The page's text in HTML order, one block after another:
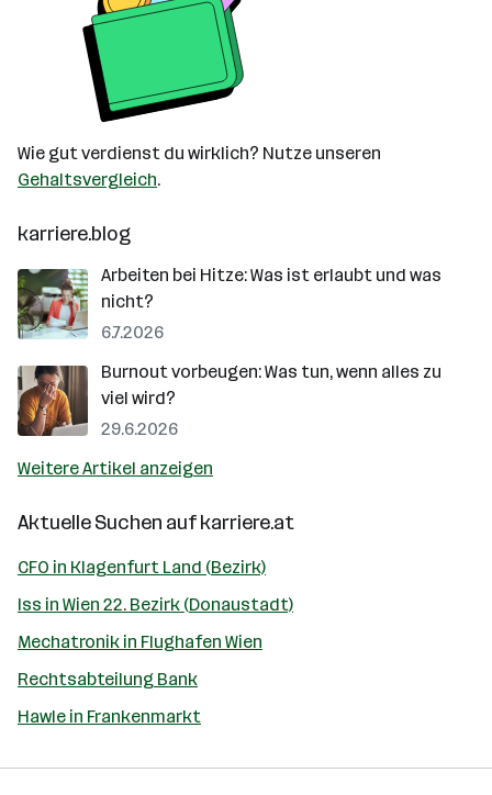
Wie gut verdienst du wirklich? Nutze unseren
Gehaltsvergleich.
karriere.blog
Arbeiten bei Hitze: Was ist erlaubt und was
nicht?
6.7.2026
Burnout vorbeugen: Was tun, wenn alles zu
viel wird?
29.6.2026
Weitere Artikel anzeigen
Aktuelle Suchen aufkarriere.at
CFO in Klagenfurt Land (Bezirk)
Iss in Wien 22. Bezirk (Donaustadt)
Mechatronik in Flughafen Wien
Rechtsabteilung Bank
Hawle in Frankenmarkt